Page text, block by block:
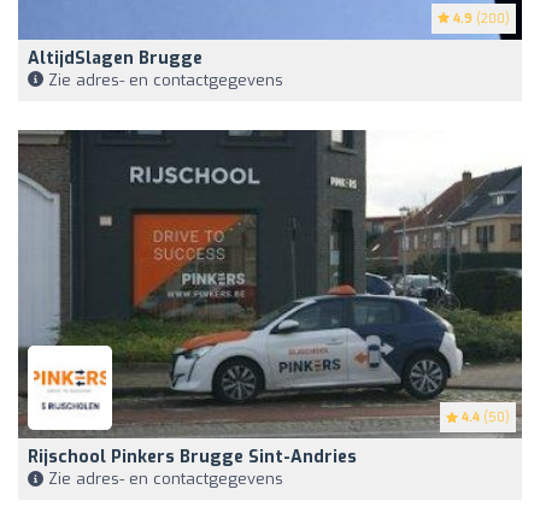
4.9 (200)
AltijdSlagen Brugge
Zie adres- en contactgegevens
4.4 (50)
Rijschool Pinkers Brugge Sint-Andries
Zie adres- en contactgegevens